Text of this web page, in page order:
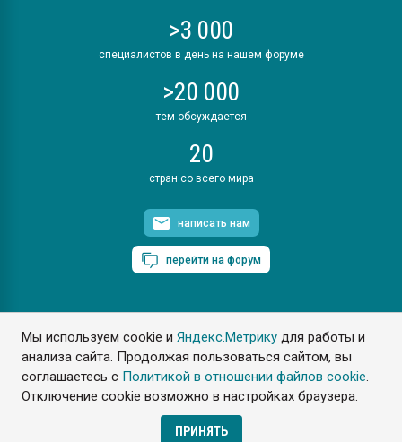
Мы используем cookie иЯндекс.Метрику для работы и
анализа сайта. Продолжая пользоваться сайтом, вы
соглашаетесь с Политикой в отношении файлов cookie.
Отключение cookie возможно в настройках браузера.
ПРИНЯТЬ
>3 000
специалистов в день на нашем форуме
>20 000
тем обсуждается
20
стран со всего мира
написать нам
перейти на форум
ПластЭксперт © 2006. Все права защищены
Разрешается копирование материалов сайта с обязательной
ссылкой на www.e-plastic.ru
Разработка сайта